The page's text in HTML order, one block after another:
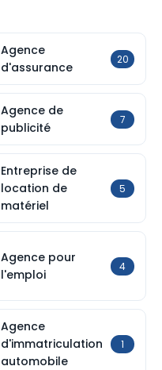
Agence
d'assurance
20
Agence de
publicité
7
Entreprise de
location de
matériel
5
Agence pour
l'emploi
4
Agence
d'immatriculation
automobile
1